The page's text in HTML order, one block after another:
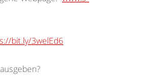
bit.ly/3welEd6